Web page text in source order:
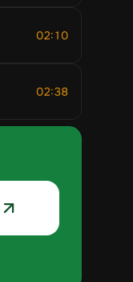
02:10
02:38